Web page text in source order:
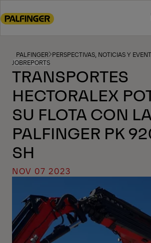
to
content
PALFINGER PERSPECTIVAS, NOTICIAS Y
JOBREPORTS
TRANSPORTES
HECTORALEX
SU FLOTA CON
PALFINGER PK
SH
NOV 07 2023